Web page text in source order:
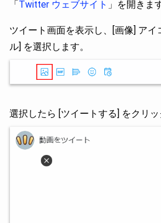
「Twitter ウェブサイト 」を開きま
ツイート画面を表示し、[画像] アイ
ル] を選択します。
選択したら [ツイートする] をクリッ